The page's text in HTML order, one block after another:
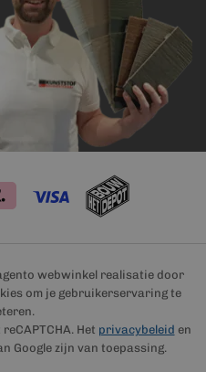
webwinkel realisatie door
om je gebruikerservaring te
Het privacybeleid en
Google zijn van toepassing.